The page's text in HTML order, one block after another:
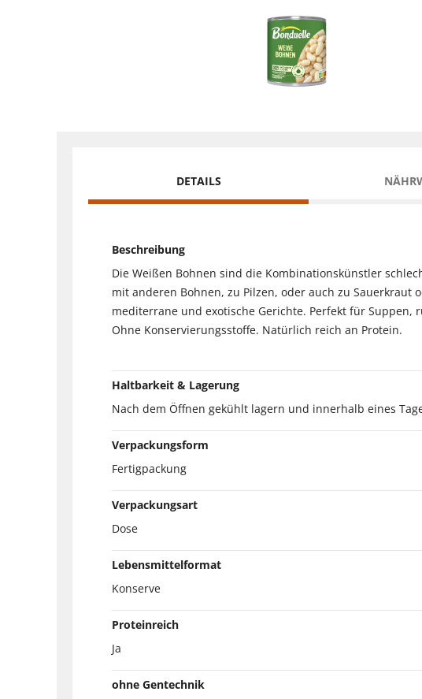
DETAILS
Beschreibung
Die Weißen Bohnen sind die Kombinationskünstler
mit anderen Bohnen, zu Pilzen, oder auch zu
mediterrane und exotische Gerichte. Perfekt für Suppen,
Ohne Konservierungsstoffe. Natürlich reich an Protein.
Haltbarkeit & Lagerung
Nach dem Öffnen gekühlt lagern und innerhalb eines
Verpackungsform
Fertigpackung
Verpackungsart
Dose
Lebensmittelformat
Konserve
Proteinreich
Ja
ohne Gentechnik